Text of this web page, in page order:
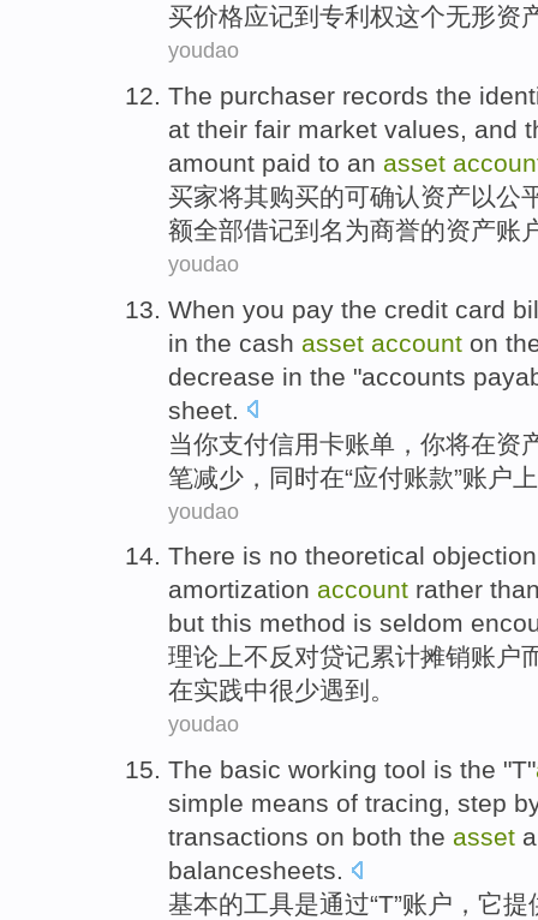
买价格应记到 专利权这个无形资
youdao
The purchaser records the
at their fair market values, and
amount paid to an asset
买家将其购买的可确认资产以公
额全部借记到 名为商誉的资产账
youdao
When you pay the credit card
in the cash asset account on
decrease in the "accounts
sheet.
当你支付信用卡账单 ，你将在资
笔减少 ，同时在“应付账款”账户 上
youdao
There is no theoretical
amortization account rather
but this method is seldom
理论上不反对贷记累计摊销账户
在实践中很少遇到 。
youdao
The basic working tool is the "T"
simple means of tracing, step
transactions on both the asset
balancesheets.
基本的工具是通过“T”账户 ， 它提